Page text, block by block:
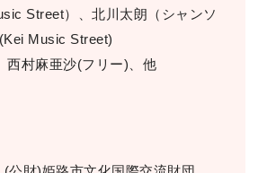
Street）、北川太朗（シャンソ
Music Street)
西村麻亜沙(フリー)、他